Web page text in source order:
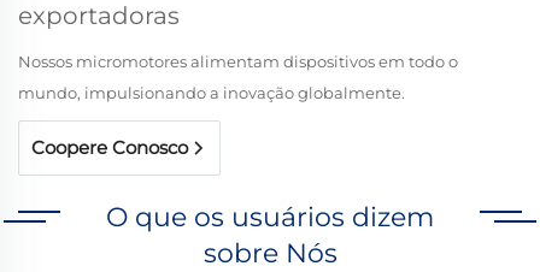
exportadoras
Nossos micromotores alimentam dispositivos em todo o
mundo, impulsionando a inovação globalmente.
Coopere Conosco
O que os usuários dizem
sobre Nós